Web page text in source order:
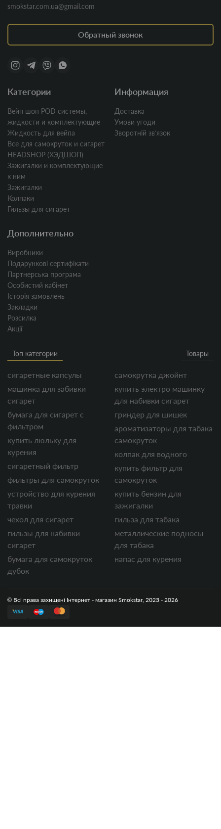
smokstar.com.ua@gmail.com
Обратный звонок
Категории
Вейп шоп POD системы,
жидкости и комплектующие
Жидкость для вейпа
Все для самокруток и сигарет
HEADSHOP (ХЭДШОП)
Зажигалки и комплектующие
к ним
Зажигалки
Колпаки
Гильзы для сигарет
Информация
Доставка
Умови угоди
Зворотній звʼязок
Дополнительно
Виробники
Подарункові сертифікати
Партнерська програма
Особистий кабінет
Історія замовлень
Закладки
Розсилка
Акції
Топ категории Товары
сигаретные капсулы
машинка для забивки
сигарет
бумага для сигарет с
фильтром
купить люльку для
курения
сигаретный фильтр
фильтры для самокруток
устройство для курения
травки
чехол для сигарет
гильзы для набивки
сигарет
бумага для самокруток
дубок
самокрутка джойнт
купить электро машинку
для набивки сигарет
гриндер для шишек
ароматизаторы для табака
самокруток
колпак для водного
купить фильтр для
самокруток
купить бензин для
зажигалки
гильза для табака
металлические подносы
для табака
напас для курения
© Всі права захищені Інтернет - магазин Smokstar, 2023 - 2026